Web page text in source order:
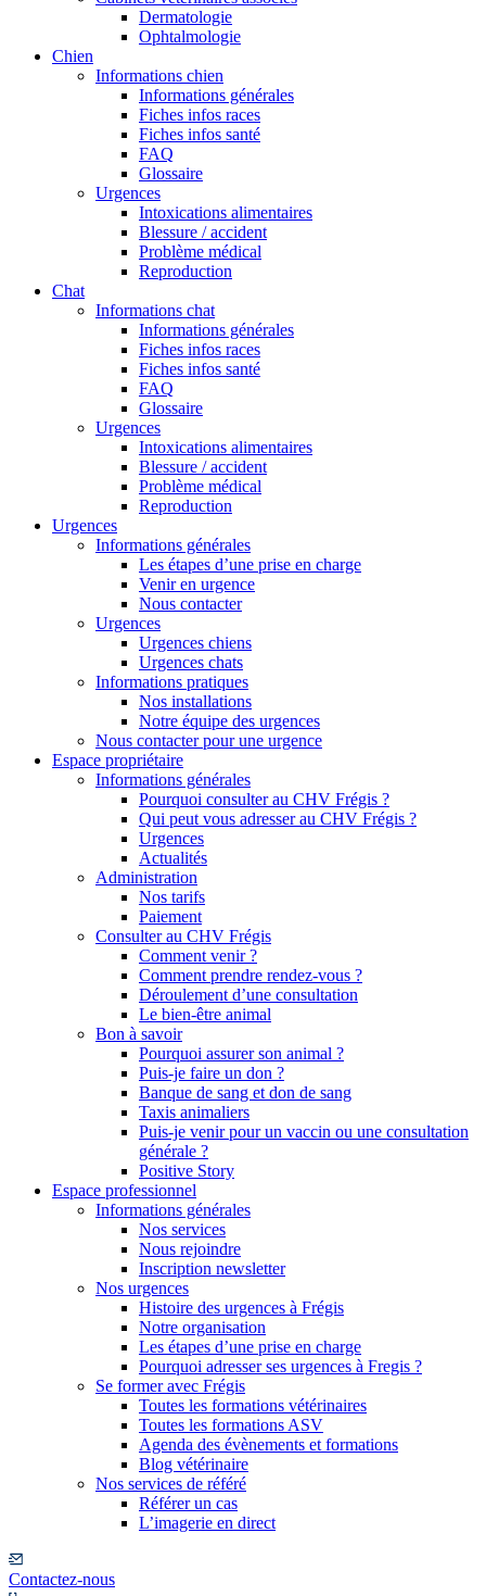
Dermatologie
Ophtalmologie
Chien
Informations chien
Informations générales
Fiches infos races
Fiches infos santé
FAQ
Glossaire
Urgences
Intoxications alimentaires
Blessure / accident
Problème médical
Reproduction
Chat
Informations chat
Informations générales
Fiches infos races
Fiches infos santé
FAQ
Glossaire
Urgences
Intoxications alimentaires
Blessure / accident
Problème médical
Reproduction
Urgences
Informations générales
Les étapes d’une prise en charge
Venir en urgence
Nous contacter
Urgences
Urgences chiens
Urgences chats
Informations pratiques
Nos installations
Notre équipe des urgences
Nous contacter pour une urgence
Espace propriétaire
Informations générales
Pourquoi consulter au CHV Frégis ?
Qui peut vous adresser au CHV Frégis ?
Urgences
Actualités
Administration
Nos tarifs
Paiement
Consulter au CHV Frégis
Comment venir ?
Comment prendre rendez-vous ?
Déroulement d’une consultation
Le bien-être animal
Bon à savoir
Pourquoi assurer son animal ?
Puis-je faire un don ?
Banque de sang et don de sang
Taxis animaliers
Puis-je venir pour un vaccin ou une consultation
générale ?
Positive Story
Espace professionnel
Informations générales
Nos services
Nous rejoindre
Inscription newsletter
Nos urgences
Histoire des urgences à Frégis
Notre organisation
Les étapes d’une prise en charge
Pourquoi adresser ses urgences à Fregis ?
Se former avec Frégis
Toutes les formations vétérinaires
Toutes les formations ASV
Agenda des évènements et formations
Blog vétérinaire
Nos services de référé
Référer un cas
L’imagerie en direct
Contactez-nous